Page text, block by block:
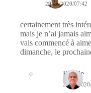
29/03/2020/07:42
certainement très
mais je n’ai jamais
vais commencé à
dimanche, le
Bernie
29/03/